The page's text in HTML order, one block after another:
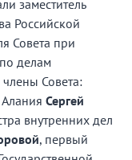
заместитель
Российской
Совета при
делам
члены Совета:
Сергей
внутренних дел
, первый